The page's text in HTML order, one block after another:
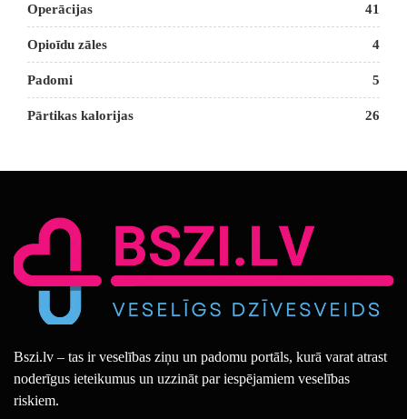
Operācijas 41
Opioīdu zāles 4
Padomi 5
Pārtikas kalorijas 26
Bszi.lv – tas ir veselības ziņu un padomu portāls, kurā varat atrast
noderīgus ieteikumus un uzzināt par iespējamiem veselības
riskiem.